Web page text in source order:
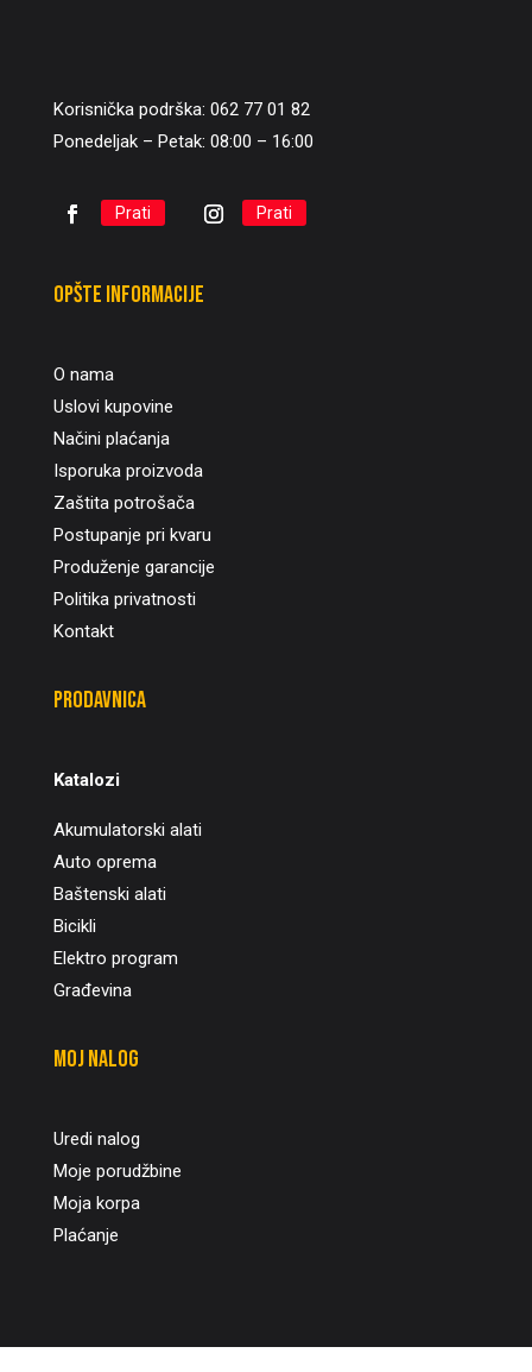
Korisnička podrška: 062 77 01 82
Ponedeljak – Petak: 08:00 – 16:00
Prati Prati
Opšte informacije
O nama
Uslovi kupovine
Načini plaćanja
Isporuka proizvoda
Zaštita potrošača
Postupanje pri kvaru
Produženje garancije
Politika privatnosti
Kontakt
Prodavnica
Katalozi
Akumulatorski alati
Auto oprema
Baštenski alati
Bicikli
Elektro program
Građevina
Moj nalog
Uredi nalog
Moje porudžbine
Moja korpa
Plaćanje